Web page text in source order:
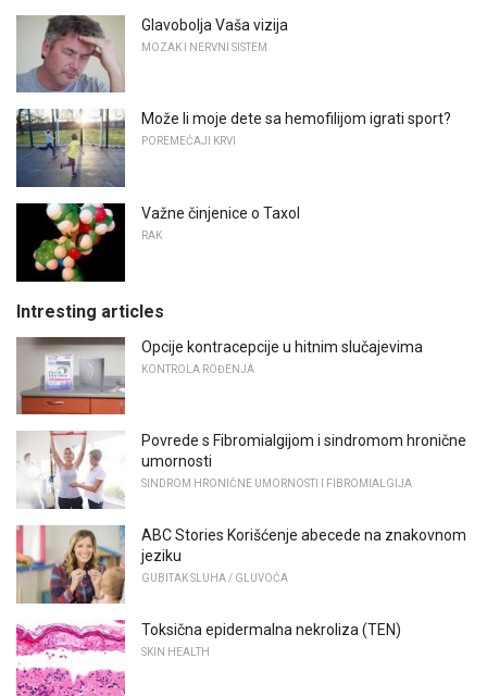
Glavobolja Vaša vizija
MOZAK I NERVNI SISTEM
Može li moje dete sa hemofilijom igrati sport?
POREMEĆAJI KRVI
Važne činjenice o Taxol
RAK
Intresting articles
Opcije kontracepcije u hitnim slučajevima
KONTROLA ROĐENJA
Povrede s Fibromialgijom i sindromom hronične
umornosti
SINDROM HRONIČNE UMORNOSTI I FIBROMIALGIJA
ABC Stories Korišćenje abecede na znakovnom
jeziku
GUBITAK SLUHA / GLUVOĆA
Toksična epidermalna nekroliza (TEN)
SKIN HEALTH